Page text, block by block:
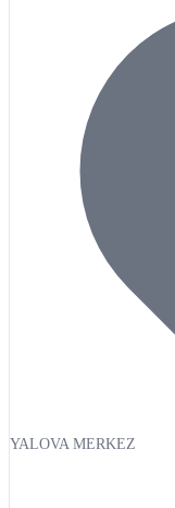
YALOVA MERKEZ